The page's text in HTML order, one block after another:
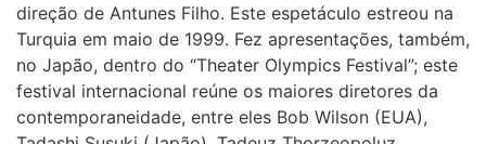
direção de Antunes Filho. Este espetáculo estreou na
Turquia em maio de 1999. Fez apresentações, também,
no Japão, dentro do “Theater Olympics Festival”; este
festival internacional reúne os maiores diretores da
contemporaneidade, entre eles Bob Wilson (EUA),